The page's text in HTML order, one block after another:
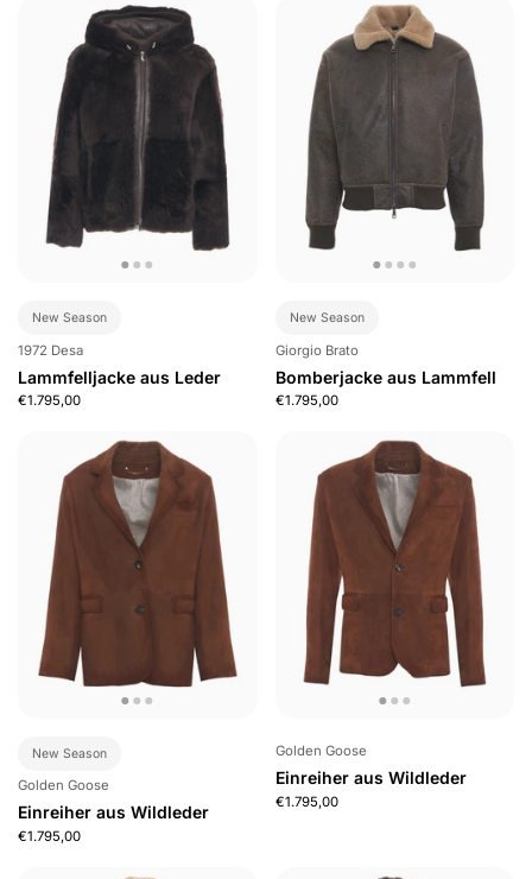
New Season
1972 Desa
Lammfelljacke aus Leder
€1.795,00
New Season
Giorgio Brato
Bomberjacke aus Lammfell
€1.795,00
New Season
Golden Goose
Einreiher aus Wildleder
€1.795,00
Golden Goose
Einreiher aus Wildleder
€1.795,00